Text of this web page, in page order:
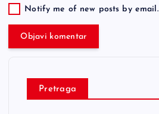
Notify me of new posts by email.
Pretraga